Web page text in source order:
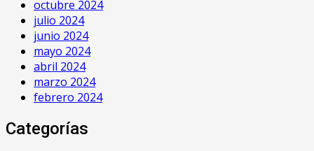
octubre 2024
julio 2024
junio 2024
mayo 2024
abril 2024
marzo 2024
febrero 2024
Categorías